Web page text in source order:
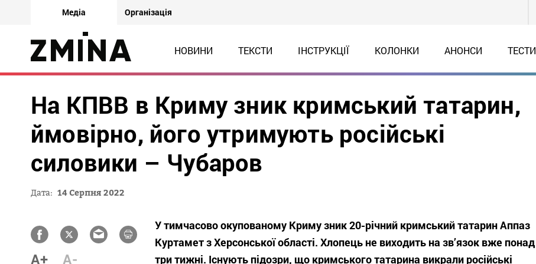
Медіа Організація
НОВИНИ ТЕКСТИ ІНСТРУКЦІЇ КОЛОНКИ АНОНСИ ТЕСТИ
На КПВВ в Криму зник кримський татарин,
ймовірно, його утримують російські
силовики – Чубаров
Дата: 14 Серпня 2022
A+ A-
У тимчасово окупованому Криму зник 20-річний кримський татарин Аппаз
Куртамет з Херсонської області. Хлопець не виходить на зв’язок вже понад
три тижні. Існують підозри, що кримського татарина викрали російські